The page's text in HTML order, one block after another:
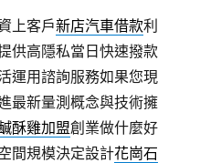
上客戶新店汽車借款利
供高隱私當日快速撥款
運用諮詢服務如果您現
最新量測概念與技術擁
酥雞加盟創業做什麼好
間規模決定設計花崗石